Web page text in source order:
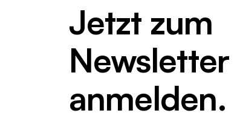
Jetzt zum
Newsletter
anmelden.